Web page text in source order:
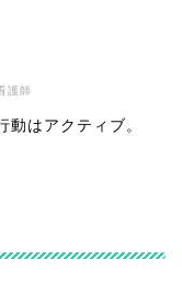
護師
はアクティブ。